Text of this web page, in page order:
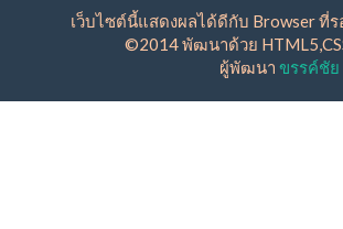
เว็บไซต์นี้แสดงผลได้ดีกับ Browser ที่ร
©2014 พัฒนาด้วย
ผู้พัฒนา ขรรค์ชัย